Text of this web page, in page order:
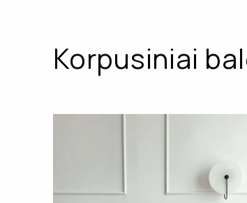
Korpusiniai